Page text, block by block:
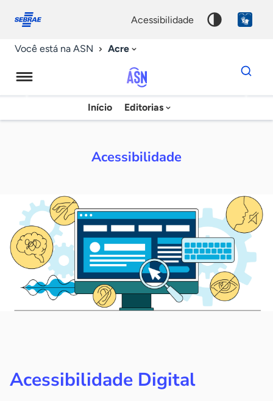
conosco
acessibilidade
Você está na ASN Acre
Agência
Sebrae
Notícias
Início Editorias
Dados
para
chave
Acessibilidade
Acessibilidade Digital